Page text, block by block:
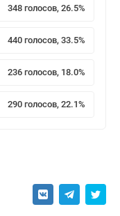
348 голосов, 26.5%
440 голосов, 33.5%
236 голосов, 18.0%
290 голосов, 22.1%